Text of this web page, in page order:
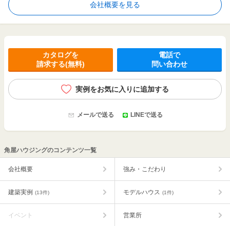
会社概要を見る
カタログを
請求する(無料)
電話で
問い合わせ
実例をお気に入りに追加する
メールで送る LINEで送る
角屋ハウジングのコンテンツ一覧
会社概要 強み・こだわり
建築実例 (13件) モデルハウス (1件)
イベント 営業所